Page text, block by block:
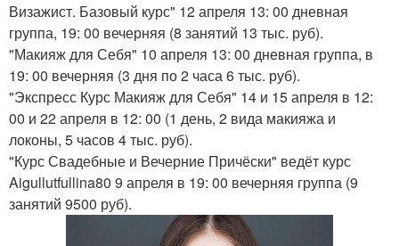
Визажист. Базовый курс" 12 апреля 13: 00 дневная
группа, 19: 00 вечерняя (8 занятий 13 тыс. руб).
"Макияж для Себя" 10 апреля 13: 00 дневная группа, в
19: 00 вечерняя (3 дня по 2 часа 6 тыс. руб).
"Экспресс Курс Макияж для Себя" 14 и 15 апреля в 12:
00 и 22 апреля в 12: 00 (1 день, 2 вида макияжа и
локоны, 5 часов 4 тыс. руб).
"Курс Свадебные и Вечерние Причёски" ведёт курс
Aigullutfullina80 9 апреля в 19: 00 вечерняя группа (9
занятий 9500 руб).